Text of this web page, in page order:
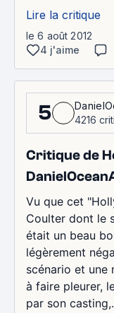
Lire la critique
le 6 août 2012
4 j'aime
5
4216
Critique de
Vu que cet
Coulter dont le
était un beau
légèrement
scénario et une
à faire pleurer,
par son